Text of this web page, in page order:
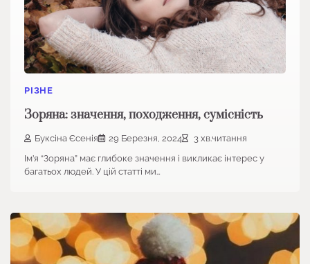
РІЗНЕ
Зоряна: значення, походження, сумісність
Буксіна Єсенія 29 Березня, 2024
3 хв.читання
Ім’я “Зоряна” має глибоке значення і викликає інтерес у
багатьох людей. У цій статті ми…